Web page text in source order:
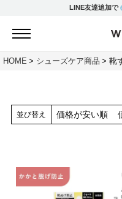
LINE友達追加で
HOME シューズケア商品 靴
並び替え 価格が安い順